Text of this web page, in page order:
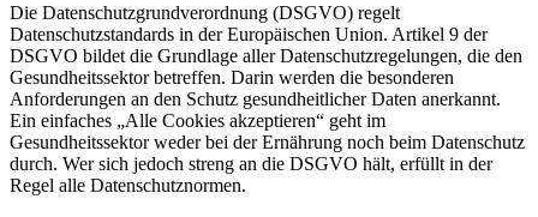
Die Datenschutzgrundverordnung (DSGVO) regelt
Datenschutzstandards in der Europäischen Union. Artikel 9 der
DSGVO bildet die Grundlage aller Datenschutzregelungen, die den
Gesundheitssektor betreffen. Darin werden die besonderen
Anforderungen an den Schutz gesundheitlicher Daten anerkannt.
Ein einfaches „Alle Cookies akzeptieren“ geht im
Gesundheitssektor weder bei der Ernährung noch beim Datenschutz
durch. Wer sich jedoch streng an die DSGVO hält, erfüllt in der
Regel alle Datenschutznormen.